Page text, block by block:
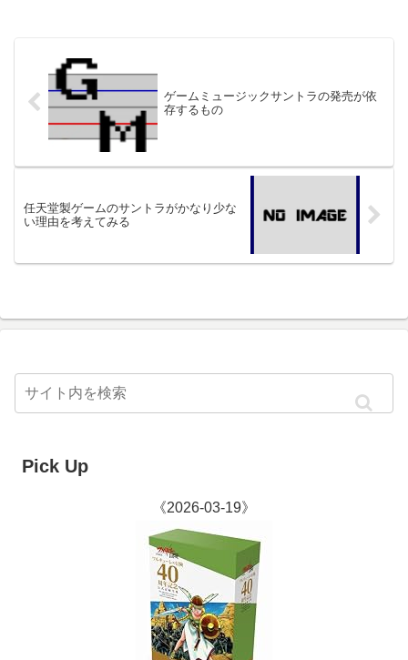
ゲームミュージックサントラの発売が依
存するもの
任天堂製ゲームのサントラがかなり少な
い理由を考えてみる
Pick Up
《2026-03-19》